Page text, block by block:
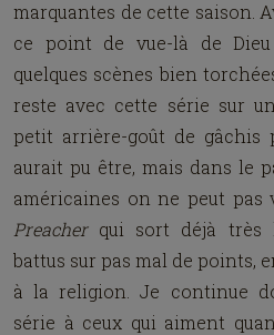
marquantes de cette saison.
ce point de vue-là de
quelques scènes bien
reste avec cette série sur
petit arrière-goût de gâchis
aurait pu être, mais dans le
américaines on ne peut pas
Preacherqui sort déjà très
battus sur pas mal de points,
à la religion. Je continue
série à ceux qui aiment